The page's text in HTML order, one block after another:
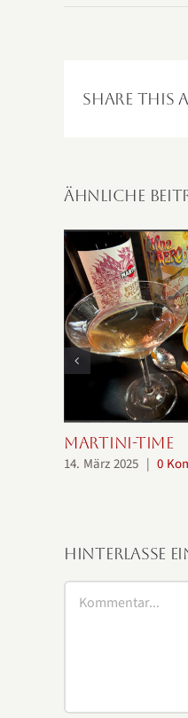
Share This
Ähnliche
Martini-Time
14. März 2025 | 0
Hinterlasse
Kommentar